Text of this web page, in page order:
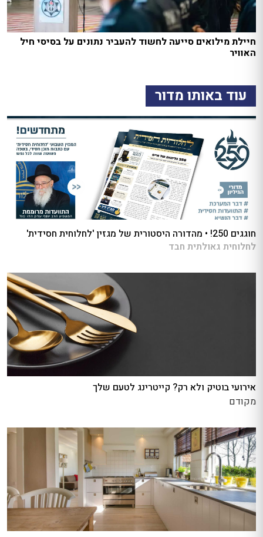
חיילת מילואים סייעה לחשוד להעביר נתונים על בסיסי חיל
האוויר
עוד באותו מדור
חוגגים 250! • מהדורה היסטורית של מגזין 'לחלוחית חסידית'
לחלוחית גאולתית חבד
אירועי בוטיק ולא רק? קייטרינג לטעם שלך
מקודם